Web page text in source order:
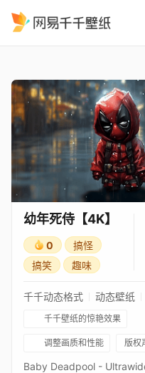
幼年死侍【4K】
0
搞怪
搞笑
趣味
千千动态格式 动态壁纸
千千壁纸的惊艳效果
调整画质和性能 版权